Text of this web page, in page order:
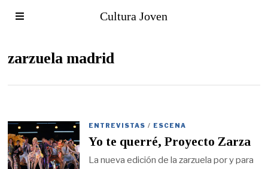
Cultura Joven
zarzuela madrid
ENTREVISTAS / ESCENA
Yo te querré, Proyecto Zarza
La nueva edición de la zarzuela por y para